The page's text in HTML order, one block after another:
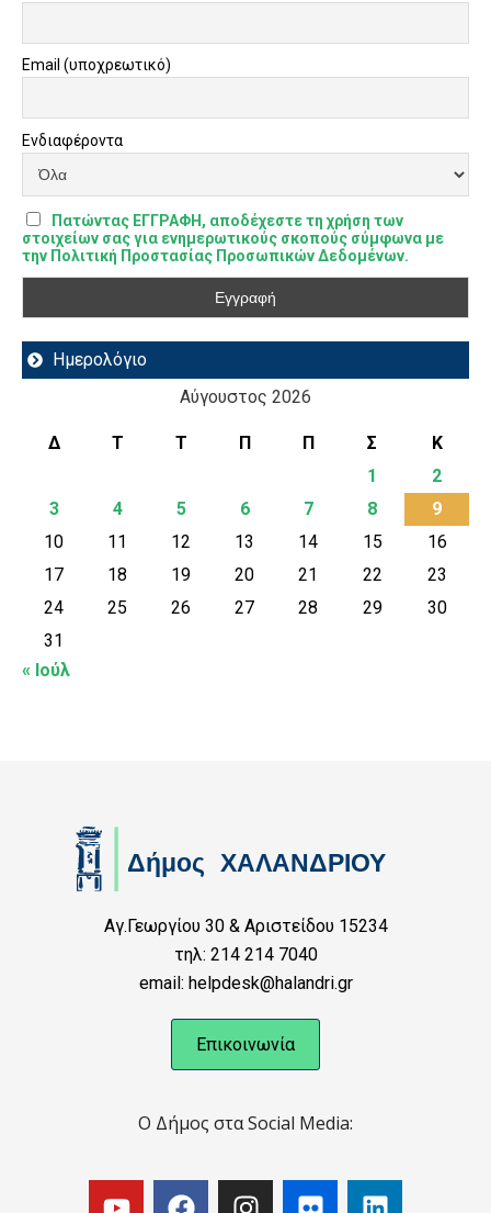
Email (υποχρεωτικό)
Ενδιαφέροντα
Πατώντας ΕΓΓΡΑΦΗ, αποδέχεστε τη χρήση των
στοιχείων σας για ενημερωτικούς σκοπούς σύμφωνα με
την Πολιτική Προστασίας Προσωπικών Δεδομένων.
Ημερολόγιο
Αύγουστος 2026
Δ Τ Τ Π Π Σ
Κ
1
2
3
4 5 6 7 8
9
10
11 12 13 14 15
16
17
18 19 20 21 22
23
24
25 26 27 28 29
30
31
« Ιούλ
Αγ.Γεωργίου 30 & Αριστείδου 15234
τηλ: 214 214 7040
email: helpdesk@halandri.gr
Επικοινωνία
Ο Δήμος στα Social Media: